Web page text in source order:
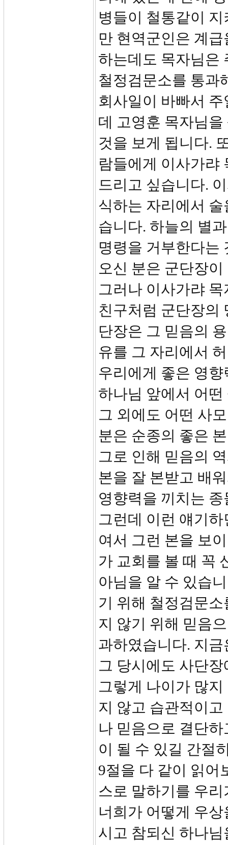
병들이 철통같이
만 현역군인은 계
하는데도 목자님은
철정검문소를 통과
회사일이 바빠서
데 고영훈 목자님
것을 보게 됩니다.
람들에게 이사가랴
드리고 싶습니다.
식하는 자리에서
습니다. 하늘의 별
명령을 거부한다는
오신 분은 군단장
그러나 이사가랴
친구처럼 군단장의
단장은 그 믿음의
유를 그 자리에서
우리에게 좋은 영
하나님 앞에서 어
그 외에도 어떤 사
분은 순종의 좋은
그로 인해 믿음의
본을 잘 본받고 배
영향력을 끼치는
그런데 이런 얘기
여서 그런 본을 보
가 교회를 볼 때 꼭
아님을 알 수 있습
기 위해 철정검문
지 않기 위해 믿음
과하였습니다. 지
그 당시에도 사단
그렇게 나이가 많
지 않고 습관적이
나 믿음으로 결단
이 될 수 있길 간절
9절을 다 같이 읽어
스로 말하기를 우
너희가 어떻게 우
시고 참되신 하나님